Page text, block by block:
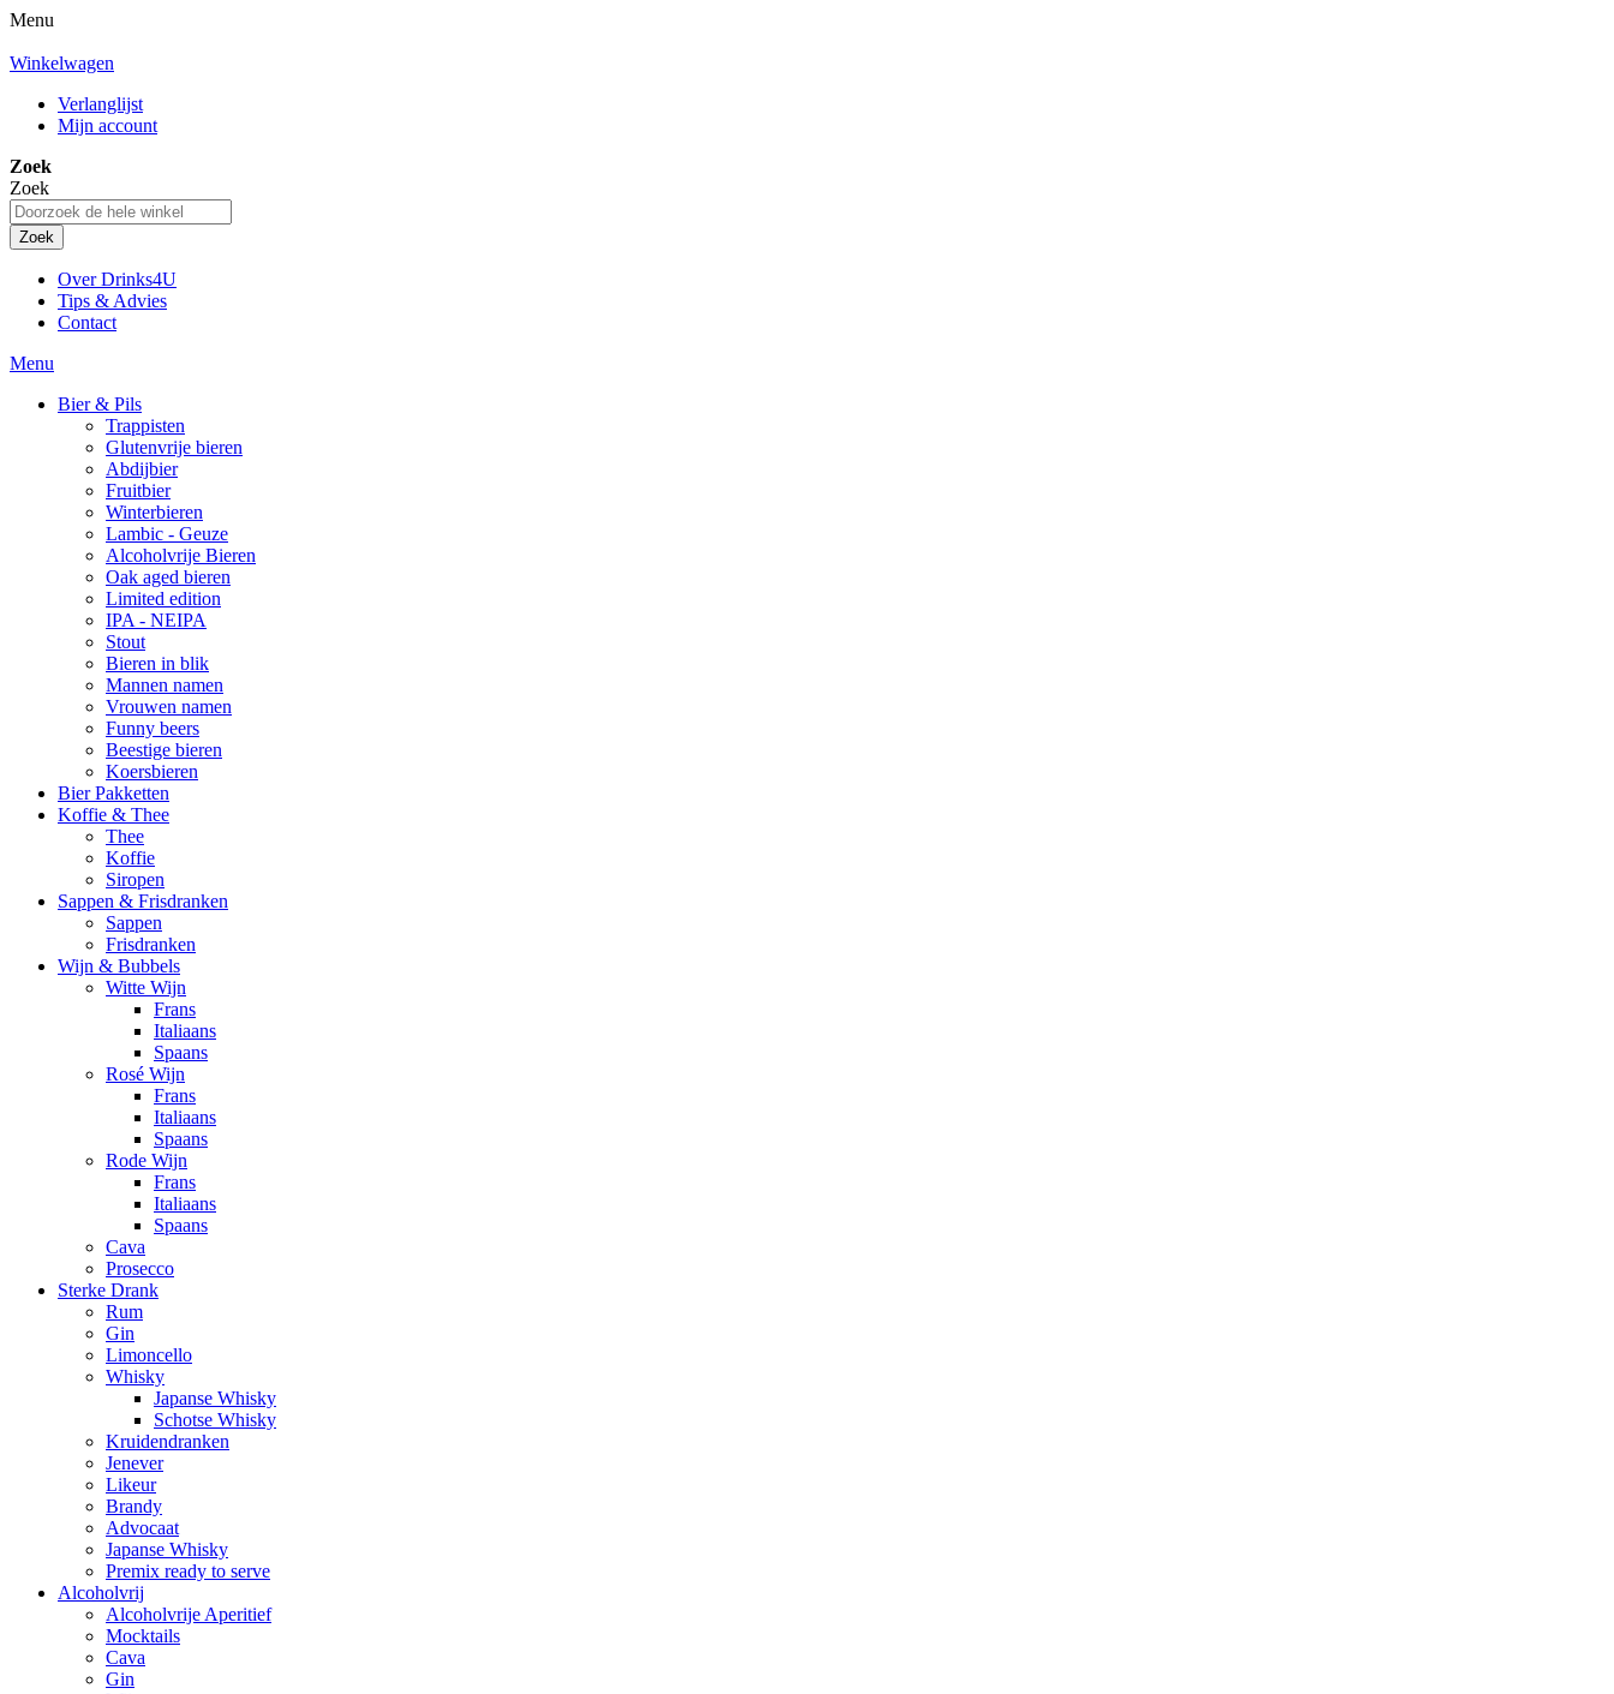
Menu
Winkelwagen
Verlanglijst
Mijn account
Zoek
Zoek
Zoek
Over Drinks4U
Tips & Advies
Contact
Menu
Bier & Pils
Trappisten
Glutenvrije bieren
Abdijbier
Fruitbier
Winterbieren
Lambic - Geuze
Alcoholvrije Bieren
Oak aged bieren
Limited edition
IPA - NEIPA
Stout
Bieren in blik
Mannen namen
Vrouwen namen
Funny beers
Beestige bieren
Koersbieren
Bier Pakketten
Koffie & Thee
Thee
Koffie
Siropen
Sappen & Frisdranken
Sappen
Frisdranken
Wijn & Bubbels
Witte Wijn
Frans
Italiaans
Spaans
Rosé Wijn
Frans
Italiaans
Spaans
Rode Wijn
Frans
Italiaans
Spaans
Cava
Prosecco
Sterke Drank
Rum
Gin
Limoncello
Whisky
Japanse Whisky
Schotse Whisky
Kruidendranken
Jenever
Likeur
Brandy
Advocaat
Japanse Whisky
Premix ready to serve
Alcoholvrij
Alcoholvrije Aperitief
Mocktails
Cava
Gin